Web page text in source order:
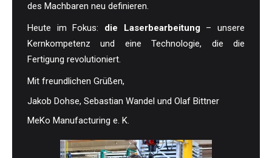
des Machbaren neu definieren.
Heute im Fokus: die Laserbearbeitung– unsere
Kernkompetenz und eine Technologie, die die
Fertigung revolutioniert.
Mit freundlichen Grüßen,
Jakob Dohse, Sebastian Wandel und Olaf Bittner
MeKo Manufacturing e. K.